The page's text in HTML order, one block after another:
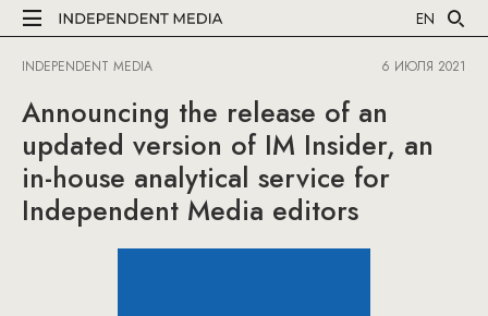
EN
INDEPENDENT MEDIA 6 ИЮЛЯ 2021
Announcing the release of an
updated version of IM Insider, an
in-house analytical service for
Independent Media editors